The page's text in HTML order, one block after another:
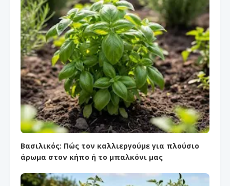
Βασιλικός: Πώς τον καλλιεργούμε για πλούσιο
άρωμα στον κήπο ή το μπαλκόνι μας